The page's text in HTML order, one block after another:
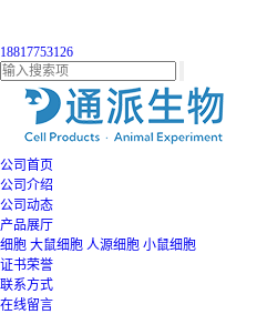
18817753126
公司首页
公司介绍
公司动态
产品展厅
细胞 大鼠细胞 人源细胞 小鼠细胞
证书荣誉
联系方式
在线留言